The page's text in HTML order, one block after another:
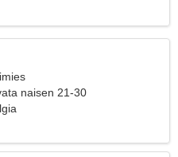
naisen 21-30